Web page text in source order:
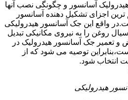
هیدرولیک آسانسور و چگونگی نصب آنها
ترین اجزای تشکیل دهنده آسانسور
واقع این جک آسانسور هیدرولیکی
روغن را به نیروی مکانیکی تبدیل
و تعمیر جک آسانسور هیدرولیک در
توصیه می شود که از
انتخاب شود.
هیدرولیکی